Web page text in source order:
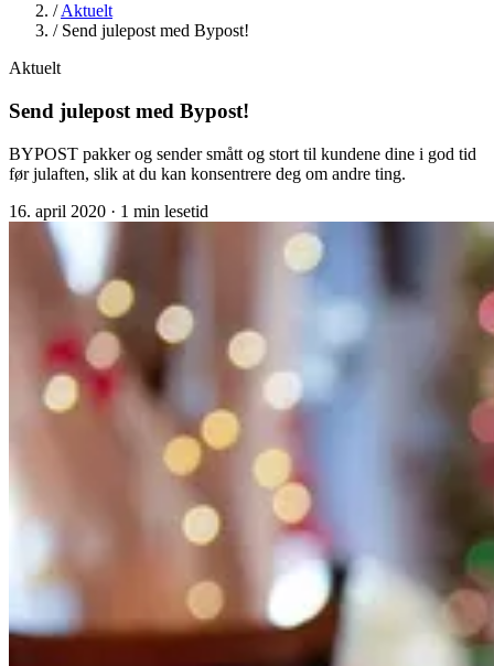
/ Aktuelt
/ Send julepost med Bypost!
Aktuelt
Send julepost med Bypost!
BYPOST pakker og sender smått og stort til kundene dine i god tid
før julaften, slik at du kan konsentrere deg om andre ting.
16. april 2020 · 1 min lesetid